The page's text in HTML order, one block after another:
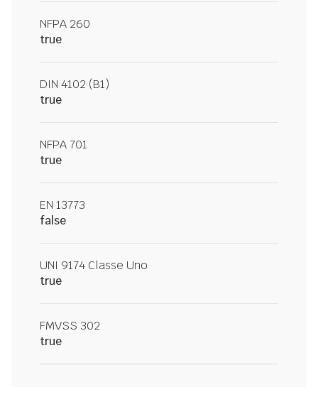
NFPA 260
true
DIN 4102 (B1)
true
NFPA 701
true
EN 13773
false
UNI 9174 Classe Uno
true
FMVSS 302
true